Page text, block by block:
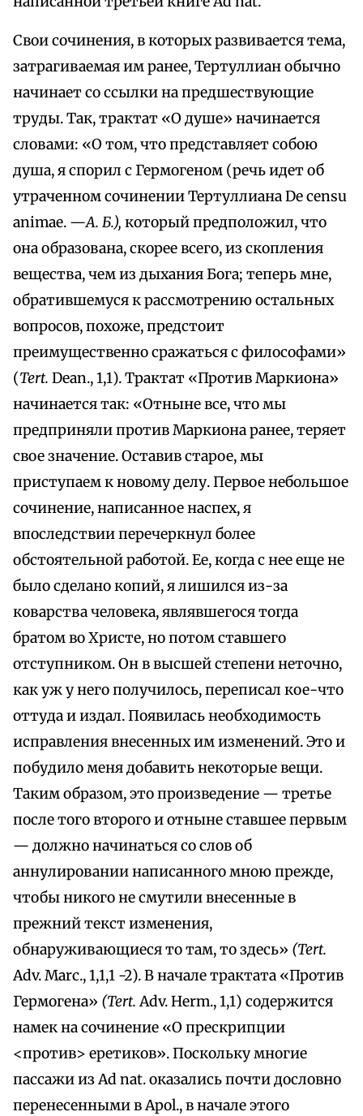
Свои сочинения, в которых развивается тема,
затрагиваемая им ранее, Тертуллиан обычно
начинает со ссылки на предшествующие
труды. Так, трактат «О душе» начинается
словами: «О том, что представляет собою
душа, я спорил с Гермогеном (речь идет об
утраченном сочинении Тертуллиана De censu
animae. —А. Б.), который предположил, что
она образована, скорее всего, из скопления
вещества, чем из дыхания Бога; теперь мне,
обратившемуся к рассмотрению остальных
вопросов, похоже, предстоит
преимущественно сражаться с философами»
(Tert. Dean., 1,1). Трактат «Против Маркиона»
начинается так: «Отныне все, что мы
предприняли против Маркиона ранее, теряет
свое значение. Оставив старое, мы
приступаем к новому делу. Первое небольшое
сочинение, написанное наспех, я
впоследствии перечеркнул более
обстоятельной работой. Ее, когда с нее еще не
было сделано копий, я лишился из-за
коварства человека, являвшегося тогда
братом во Христе, но потом ставшего
отступником. Он в высшей степени неточно,
как уж у него получилось, переписал кое-что
оттуда и издал. Появилась необходимость
исправления внесенных им изменений. Это и
побудило меня добавить некоторые вещи.
Таким образом, это произведение — третье
после того второго и отныне ставшее первым
— должно начинаться со слов об
аннулировании написанного мною прежде,
чтобы никого не смутили внесенные в
прежний текст изменения,
обнаруживающиеся то там, то здесь» (Tert.
Adv. Marc., 1,1,1 -2). В начале трактата «Против
Гермогена» (Tert.Adv. Herm., 1,1) содержится
намек на сочинение «О прескрипции
<против> еретиков». Поскольку многие
пассажи из Ad nat. оказались почти дословно
перенесенными в Apol., в начале этого